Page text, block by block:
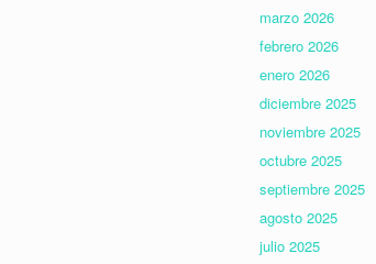
marzo 2026
febrero 2026
enero 2026
diciembre 2025
noviembre 2025
octubre 2025
septiembre 2025
agosto 2025
julio 2025